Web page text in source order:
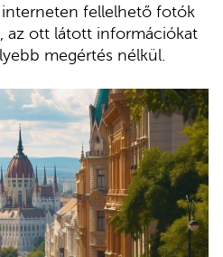
fellelhető fotók
az ott látott információkat
megértés nélkül.